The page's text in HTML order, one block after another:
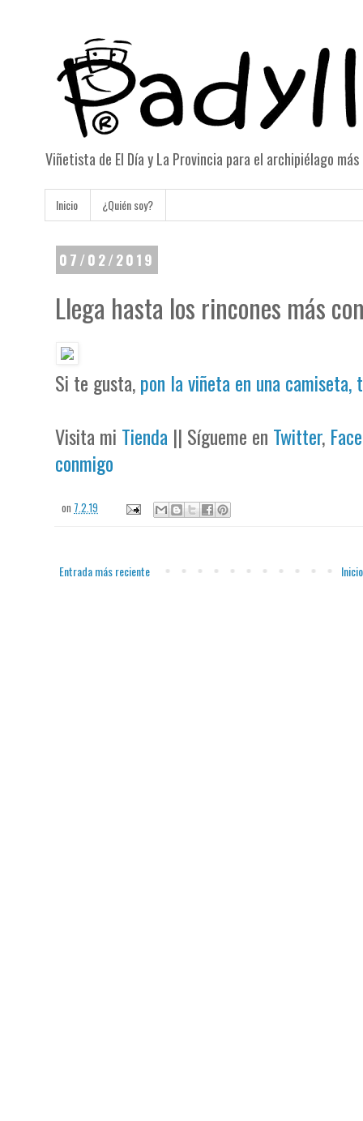
Viñetista de El Día y La Provincia para el archipiélago
Inicio ¿Quién soy?
07/02/2019
Llega hasta los rincones más
Si te gusta,pon la viñeta en una camiseta,
Visita mi Tienda || Sígueme en Twitter,
conmigo
on 7.2.19
Entrada más reciente Inicio